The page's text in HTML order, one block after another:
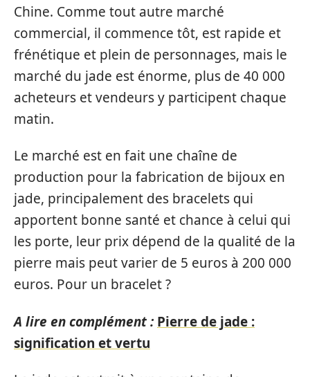
Chine. Comme tout autre marché
commercial, il commence tôt, est rapide et
frénétique et plein de personnages, mais le
marché du jade est énorme, plus de 40 000
acheteurs et vendeurs y participent chaque
matin.
Le marché est en fait une chaîne de
production pour la fabrication de bijoux en
jade, principalement des bracelets qui
apportent bonne santé et chance à celui qui
les porte, leur prix dépend de la qualité de la
pierre mais peut varier de 5 euros à 200 000
euros. Pour un bracelet ?
A lire en complément : Pierre de jade :
signification et vertu